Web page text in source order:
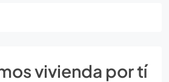
vivienda por tí